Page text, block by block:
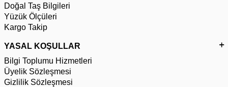
Doğal Taş Bilgileri
Yüzük Ölçüleri
Kargo Takip
YASAL KOŞULLAR
Bilgi Toplumu Hizmetleri
Üyelik Sözleşmesi
Gizlilik Sözleşmesi